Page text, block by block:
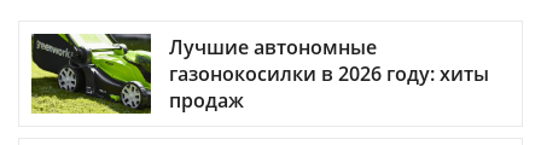
Лучшие автономные
газонокосилки в 2026 году: хиты
продаж